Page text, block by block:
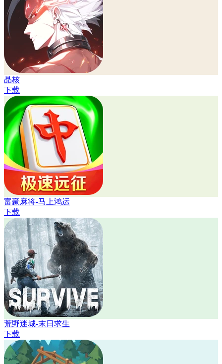
晶核
下载
富豪麻将-马上鸿运
下载
荒野迷城-末日求生
下载